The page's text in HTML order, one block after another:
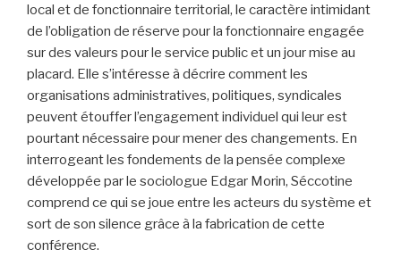
local et de fonctionnaire territorial, le caractère intimidant
de l’obligation de réserve pour la fonctionnaire engagée
sur des valeurs pour le service public et un jour mise au
placard. Elle s’intéresse à décrire comment les
organisations administratives, politiques, syndicales
peuvent étouffer l’engagement individuel qui leur est
pourtant nécessaire pour mener des changements. En
interrogeant les fondements de la pensée complexe
développée par le sociologue Edgar Morin, Séccotine
comprend ce qui se joue entre les acteurs du système et
sort de son silence grâce à la fabrication de cette
conférence.